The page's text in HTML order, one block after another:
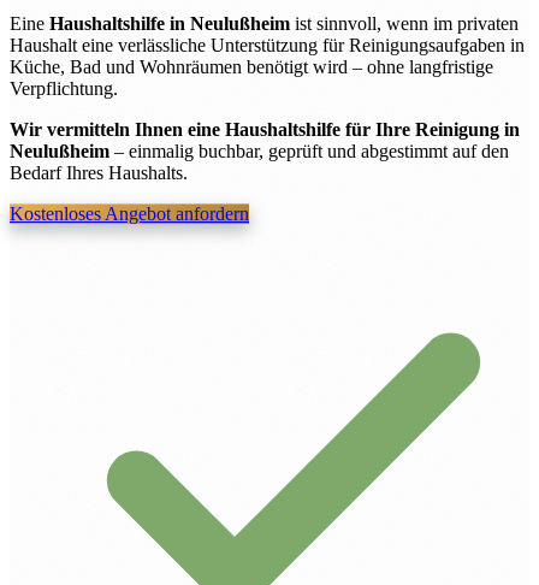
Eine Haushaltshilfe in Neulußheim ist sinnvoll, wenn im privaten
Haushalt eine verlässliche Unterstützung für Reinigungsaufgaben in
Küche, Bad und Wohnräumen benötigt wird – ohne langfristige
Verpflichtung.
Wir vermitteln Ihnen eine Haushaltshilfe für Ihre Reinigung in
Neulußheim– einmalig buchbar, geprüft und abgestimmt auf den
Bedarf Ihres Haushalts.
Kostenloses Angebot anfordern